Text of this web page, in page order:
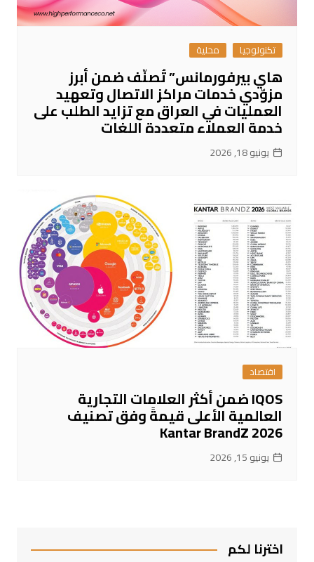
تكنولوجيا محلية
هاي بيرفورمانس” تُصنّف ضمن أبرز
مزوّدي خدمات مراكز الاتصال وتعهيد
العمليات في العراق مع تزايد الطلب على
خدمة العملاء متعددة اللغات
يونيو 18, 2026
اقتصاد
IQOS ضمن أكثر العلامات التجارية
العالمية الأعلى قيمةً وفق تصنيف
Kantar BrandZ 2026
يونيو 15, 2026
اخترنا لكم